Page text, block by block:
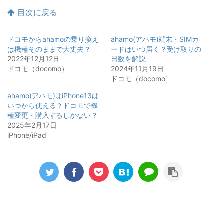
目次に戻る
ドコモからahamoの乗り換え
は機種そのままで大丈夫？
2022年12月12日
ドコモ（docomo）
ahamo(アハモ)端末・SIMカ
ードはいつ届く？受け取りの
日数を解説
2024年11月19日
ドコモ（docomo）
ahamo(アハモ)はiPhone13は
いつから使える？ドコモで機
種変更・購入するしかない？
2025年2月17日
iPhone/iPad